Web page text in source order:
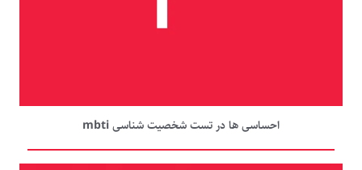
احساسی ها در تست شخصیت شناسی mbti